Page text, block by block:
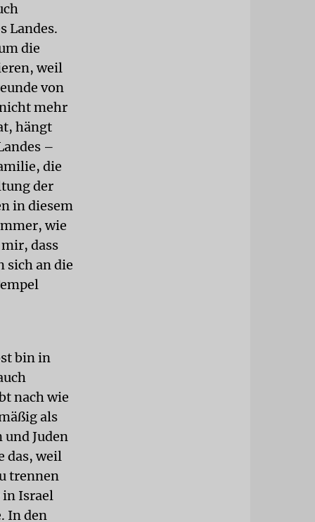
Landes.
die
weil
von
mehr
hängt
–
die
der
in diesem
wie
dass
sich an die
bin in
nach wie
als
Juden
das, weil
trennen
in Israel
In den